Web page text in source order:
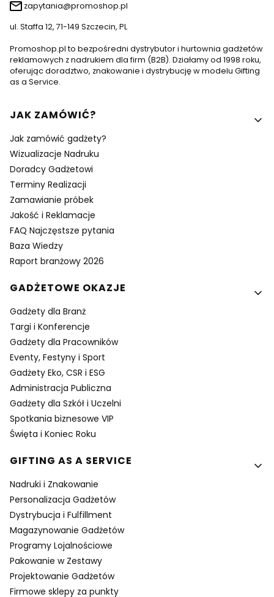
zapytania@promoshop.pl
ul. Staffa 12, 71-149 Szczecin, PL
Promoshop.pl to bezpośredni dystrybutor i hurtownia gadżetów
reklamowych z nadrukiem dla firm (B2B). Działamy od 1998 roku,
oferując doradztwo, znakowanie i dystrybucję w modelu Gifting
as a Service.
Linki w stopce
JAK ZAMÓWIĆ?
Jak zamówić gadżety?
Wizualizacje Nadruku
Doradcy Gadżetowi
Terminy Realizacji
Zamawianie próbek
Jakość i Reklamacje
FAQ Najczęstsze pytania
Baza Wiedzy
Raport branżowy 2026
GADŻETOWE OKAZJE
Gadżety dla Branż
Targi i Konferencje
Gadżety dla Pracowników
Eventy, Festyny i Sport
Gadżety Eko, CSR i ESG
Administracja Publiczna
Gadżety dla Szkół i Uczelni
Spotkania biznesowe VIP
Święta i Koniec Roku
GIFTING AS A SERVICE
Nadruki i Znakowanie
Personalizacja Gadżetów
Dystrybucja i Fulfillment
Magazynowanie Gadżetów
Programy Lojalnościowe
Pakowanie w Zestawy
Projektowanie Gadżetów
Firmowe sklepy za punkty